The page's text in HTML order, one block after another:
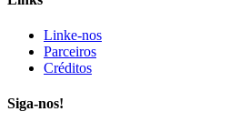
Linke-nos
Parceiros
Créditos
Siga-nos!